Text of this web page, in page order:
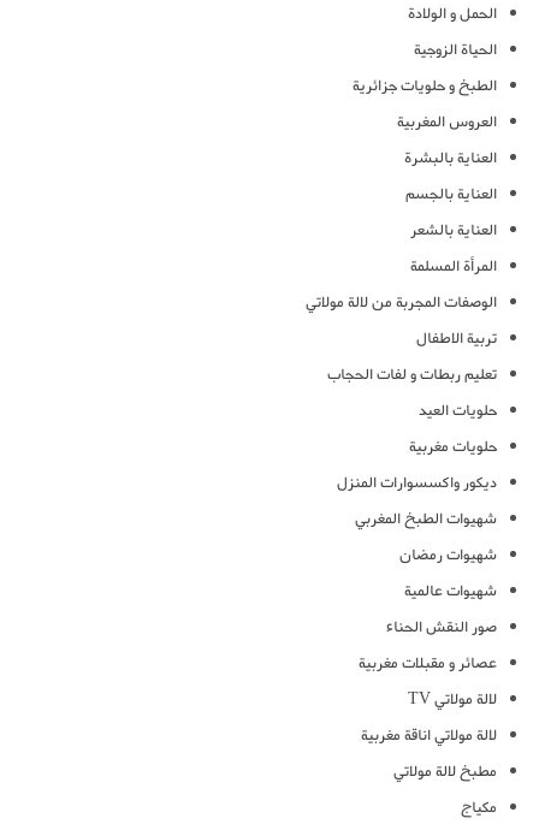
الحمل و الولادة
الحياة الزوجية
الطبخ و حلويات جزائرية
العروس المغربية
العناية بالبشرة
العناية بالجسم
العناية بالشعر
المرأة المسلمة
الوصفات المجربة من لالة مولاتي
تربية الاطفال
تعليم ربطات و لفات الحجاب
حلويات العيد
حلويات مغربية
ديكور واكسسوارات المنزل
شهيوات الطبخ المغربي
شهيوات رمضان
شهيوات عالمية
صور النقش الحناء
عصائر و مقبلات مغربية
لالة مولاتي TV
لالة مولاتي اناقة مغربية
مطبخ لالة مولاتي
مكياج